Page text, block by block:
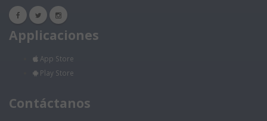
Applicaciones
App Store
Play Store
Contáctanos